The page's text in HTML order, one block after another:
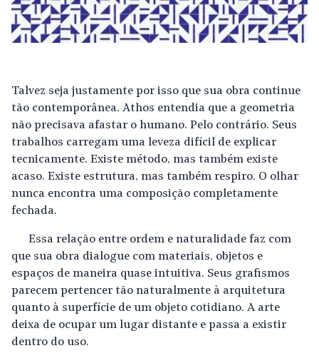
Talvez seja justamente por isso que sua obra continue
tão contemporânea. Athos entendia que a geometria
não precisava afastar o humano. Pelo contrário. Seus
trabalhos carregam uma leveza difícil de explicar
tecnicamente. Existe método, mas também existe
acaso. Existe estrutura, mas também respiro. O olhar
nunca encontra uma composição completamente
fechada.
Essa relação entre ordem e naturalidade faz com
que sua obra dialogue com materiais, objetos e
espaços de maneira quase intuitiva. Seus grafismos
parecem pertencer tão naturalmente à arquitetura
quanto à superfície de um objeto cotidiano. A arte
deixa de ocupar um lugar distante e passa a existir
dentro do uso.